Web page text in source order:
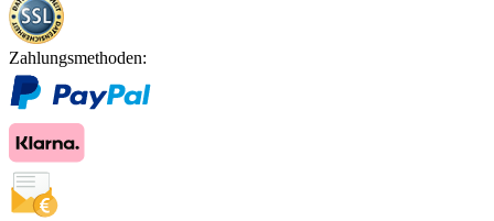
Zahlungsmethoden: